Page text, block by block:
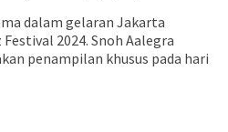
dalam gelaran Jakarta
2024. Snoh Aalegra
penampilan khusus pada hari